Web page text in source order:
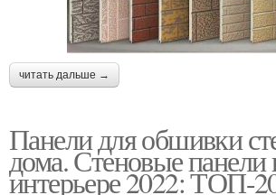
читать дальше →
Панели для обшивки
дома. Стеновые панели
интерьере 2022: ТОП-